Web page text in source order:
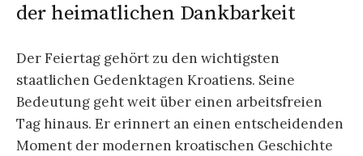
der heimatlichen Dankbarkeit
Der Feiertag gehört zu den wichtigsten
staatlichen Gedenktagen Kroatiens. Seine
Bedeutung geht weit über einen arbeitsfreien
Tag hinaus. Er erinnert an einen entscheidenden
Moment der modernen kroatischen Geschichte